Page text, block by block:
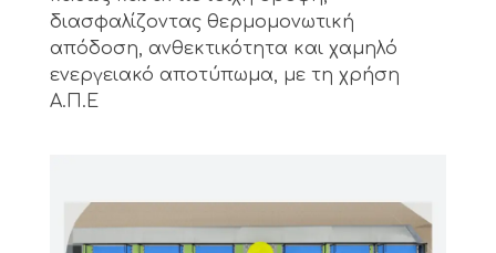
διασφαλίζοντας θερμομονωτική
απόδοση, ανθεκτικότητα και χαμηλό
ενεργειακό αποτύπωμα, με τη χρήση
Α.Π.Ε